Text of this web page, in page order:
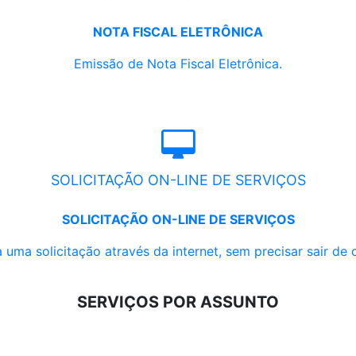
NOTA FISCAL ELETRÔNICA
Emissão de Nota Fiscal Eletrônica.
SOLICITAÇÃO ON-LINE DE SERVIÇOS
SOLICITAÇÃO ON-LINE DE SERVIÇOS
uma solicitação através da internet, sem precisar sair de
SERVIÇOS POR ASSUNTO